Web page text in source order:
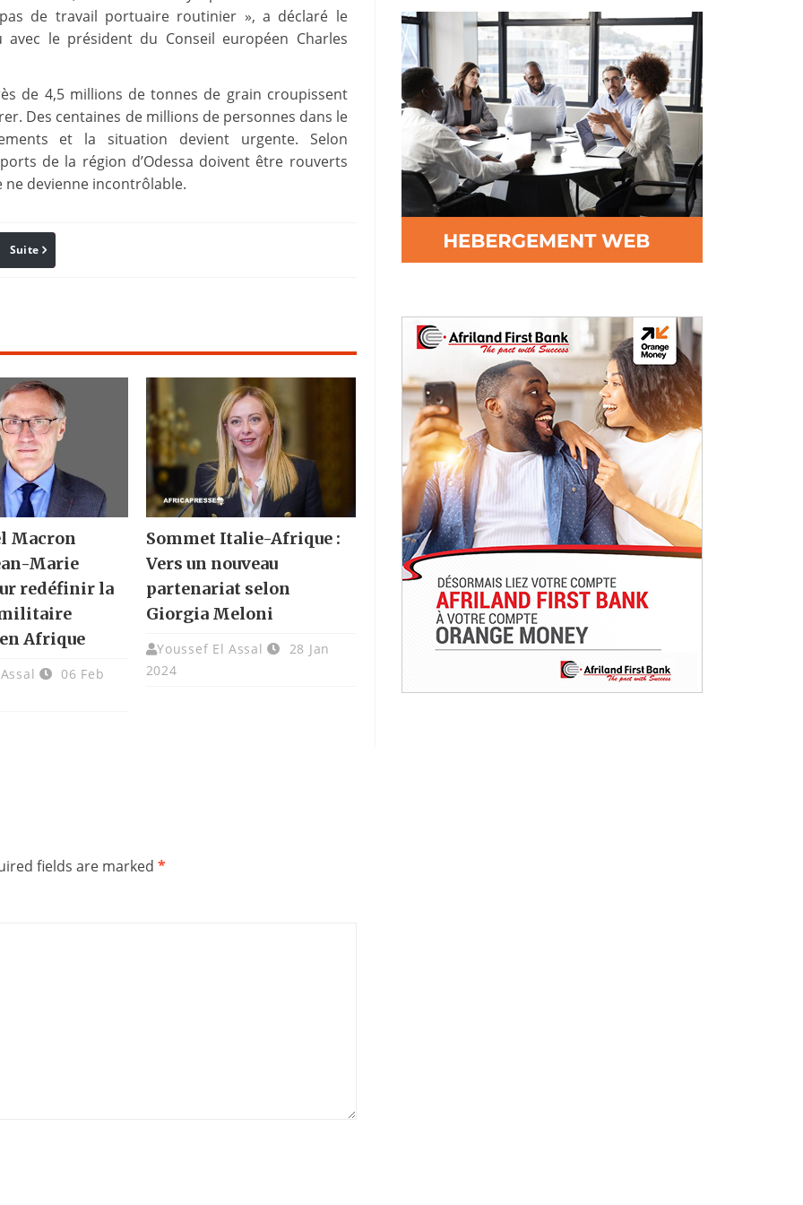
de travail portuaire routinier », a déclaré le
le président du Conseil européen Charles
de 4,5 millions de tonnes de grain croupissent
Des centaines de millions de personnes dans le
et la situation devient urgente. Selon
de la région d’Odessa doivent être rouverts
devienne incontrôlable.
Pinterest
Suite
Macron
Marie
redéfinir la
Afrique
06 Feb
Sommet Italie-Afrique :
Vers un nouveau
partenariat selon
Giorgia Meloni
Youssef El Assal
28 Jan
2024
fields are marked *